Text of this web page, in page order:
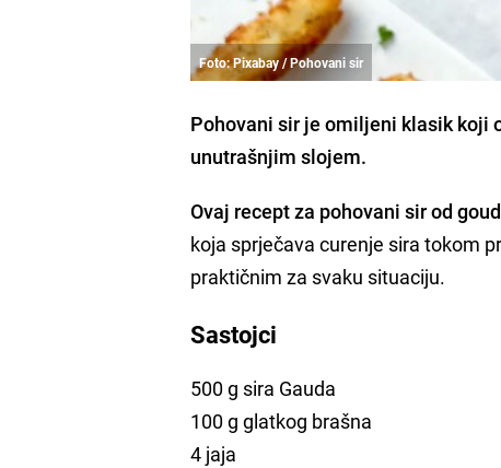
Foto: Pixabay / Pohovani sir
Pohovani sir je omiljeni klasik koji
unutrašnjim slojem.
Ovaj recept za pohovani sir od
koja sprječava curenje sira tokom
praktičnim za svaku situaciju.
Sastojci
500 g sira Gauda
100 g glatkog brašna
4 jaja